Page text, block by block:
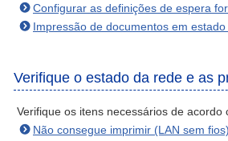
Configurar as definições de espera
Impressão de documentos em
Verifique o estado da rede e as
Verifique os itens necessários de acordo
Não consegue imprimir (LAN sem fios)